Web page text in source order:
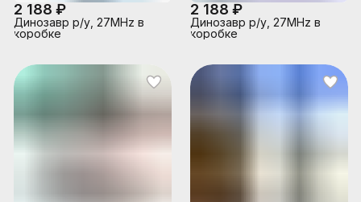
2 188 ₽
Динозавр р/у, 27MHz в
коробке
2 188 ₽
Динозавр р/у, 27MHz в
коробке